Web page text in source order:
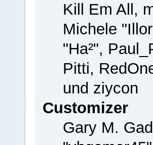
Kill Em All,
Michele
"Ha²",
Pitti,
und ziycon
Customizer
Gary M.